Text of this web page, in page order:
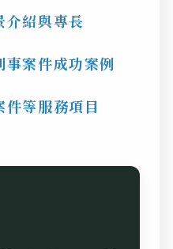
介紹與專長
案件成功案例
等服務項目